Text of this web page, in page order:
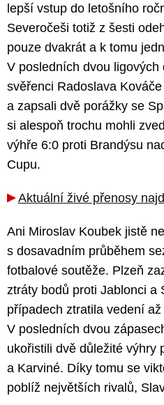
lepší vstup do letošního
Severočeši totiž z šesti
pouze dvakrát a k tomu
V posledních dvou ligových
svěřenci Radoslava
a zapsali dvě porážky se
si alespoň trochu mohli
výhře 6:0 proti Brandýsu
Cupu.
Aktuální živé přenosy
Ani Miroslav Koubek jistě
s dosavadním průběhem
fotbalové soutěže. Plzeň
ztráty bodů proti Jablonci a
případech ztratila vedení
V posledních dvou
ukořistili dvě důležité výhry
a Karviné. Díky tomu se
poblíž největších rivalů,